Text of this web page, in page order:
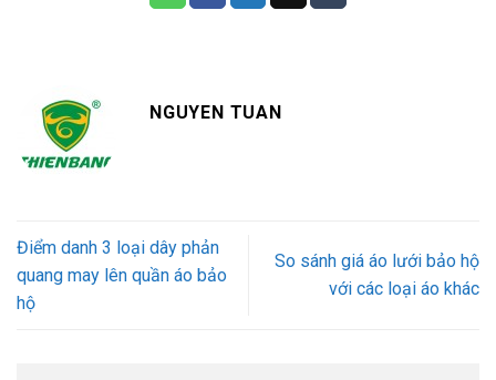
NGUYEN TUAN
Điểm danh 3 loại dây phản
quang may lên quần áo bảo
hộ
So sánh giá áo lưới bảo hộ
với các loại áo khác